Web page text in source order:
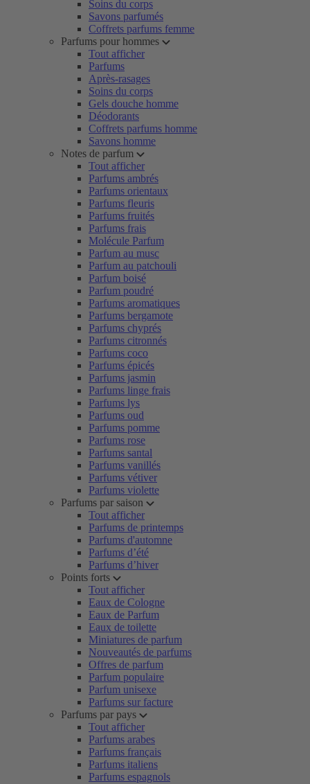
Soins du corps
Savons parfumés
Coffrets parfums femme
Parfums pour hommes
Tout afficher
Parfums
Après-rasages
Soins du corps
Gels douche homme
Déodorants
Coffrets parfums homme
Savons homme
Notes de parfum
Tout afficher
Parfums ambrés
Parfums orientaux
Parfums fleuris
Parfums fruités
Parfums frais
Molécule Parfum
Parfum au musc
Parfum au patchouli
Parfum boisé
Parfum poudré
Parfums aromatiques
Parfums bergamote
Parfums chyprés
Parfums citronnés
Parfums coco
Parfums épicés
Parfums jasmin
Parfums linge frais
Parfums lys
Parfums oud
Parfums pomme
Parfums rose
Parfums santal
Parfums vanillés
Parfums vétiver
Parfums violette
Parfums par saison
Tout afficher
Parfums de printemps
Parfums d'automne
Parfums d’été
Parfums d’hiver
Points forts
Tout afficher
Eaux de Cologne
Eaux de Parfum
Eaux de toilette
Miniatures de parfum
Nouveautés de parfums
Offres de parfum
Parfum populaire
Parfum unisexe
Parfums sur facture
Parfums par pays
Tout afficher
Parfums arabes
Parfums français
Parfums italiens
Parfums espagnols